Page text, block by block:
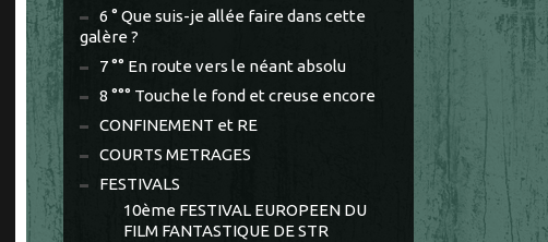
6 ° Que suis-je allée faire dans cette
galère ?
7 °° En route vers le néant absolu
8 °°° Touche le fond et creuse encore
CONFINEMENT et RE
COURTS METRAGES
FESTIVALS
10ème FESTIVAL EUROPEEN DU
FILM FANTASTIQUE DE STR